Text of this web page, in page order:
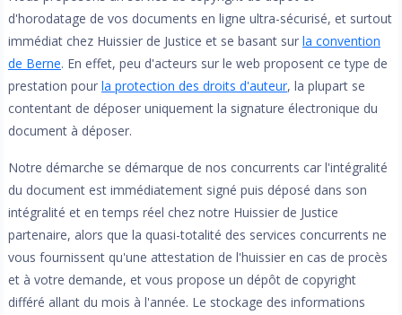
d'horodatage de vos documents en ligne ultra-sécurisé, et surtout
immédiat chez Huissier de Justice et se basant sur la convention
de Berne. En effet, peu d'acteurs sur le web proposent ce type de
prestation pour la protection des droits d'auteur, la plupart se
contentant de déposer uniquement la signature électronique du
document à déposer.
Notre démarche se démarque de nos concurrents car l'intégralité
du document est immédiatement signé puis déposé dans son
intégralité et en temps réel chez notre Huissier de Justice
partenaire, alors que la quasi-totalité des services concurrents ne
vous fournissent qu'une attestation de l'huissier en cas de procès
et à votre demande, et vous propose un dépôt de copyright
différé allant du mois à l'année. Le stockage des informations